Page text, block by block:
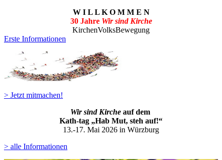
W I L L K O M M E N
30 Jahre Wir sind Kirche
KirchenVolksBewegung
Erste Informationen
> Jetzt mitmachen!
Wir sind Kirche auf dem
Kath-tag „Hab Mut, steh auf!“
13.-17. Mai 2026 in Würzburg
> alle Informationen